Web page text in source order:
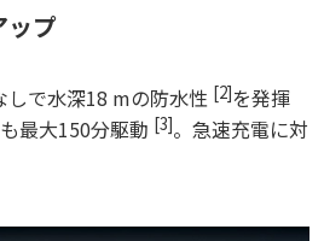
ップ
しで水深18 mの防水性 [2]を発揮
最大150分駆動 [3]。急速充電に対